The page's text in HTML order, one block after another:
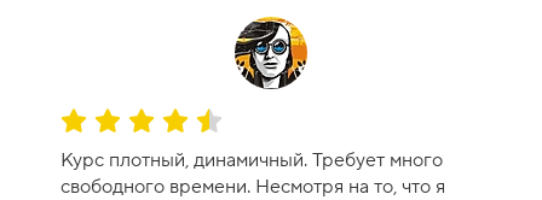
О
ц
е
Курс плотный, динамичный. Требует много
свободного времени. Несмотря на то, что я